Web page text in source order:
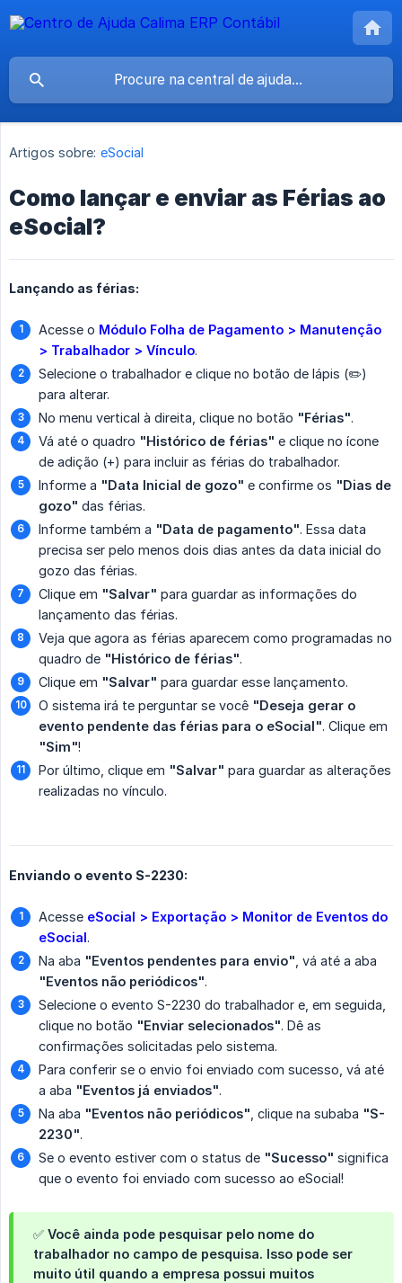
Artigos sobre: eSocial
Como lançar e enviar as Férias ao
eSocial?
Lançando as férias:
Acesse o Módulo Folha de Pagamento > Manutenção
> Trabalhador > Vínculo.
Selecione o trabalhador e clique no botão de lápis (✏️)
para alterar.
No menu vertical à direita, clique no botão "Férias".
Vá até o quadro "Histórico de férias" e clique no ícone
de adição (+) para incluir as férias do trabalhador.
Informe a "Data Inicial de gozo" e confirme os "Dias de
gozo" das férias.
Informe também a "Data de pagamento". Essa data
precisa ser pelo menos dois dias antes da data inicial do
gozo das férias.
Clique em "Salvar" para guardar as informações do
lançamento das férias.
Veja que agora as férias aparecem como programadas no
quadro de "Histórico de férias".
Clique em "Salvar" para guardar esse lançamento.
O sistema irá te perguntar se você "Deseja gerar o
evento pendente das férias para o eSocial". Clique em
"Sim"!
Por último, clique em "Salvar" para guardar as alterações
realizadas no vínculo.
Enviando o evento S-2230:
Acesse eSocial > Exportação > Monitor de Eventos do
eSocial.
Na aba "Eventos pendentes para envio" , vá até a aba
"Eventos não periódicos".
Selecione o evento S-2230 do trabalhador e, em seguida,
clique no botão "Enviar selecionados". Dê as
confirmações solicitadas pelo sistema.
Para conferir se o envio foi enviado com sucesso, vá até
a aba "Eventos já enviados".
Na aba "Eventos não periódicos" , clique na subaba "S-
2230".
Se o evento estiver com o status de "Sucesso" significa
que o evento foi enviado com sucesso ao eSocial!
✅ Você ainda pode pesquisar pelo nome do
trabalhador no campo de pesquisa. Isso pode ser
muito útil quando a empresa possui muitos